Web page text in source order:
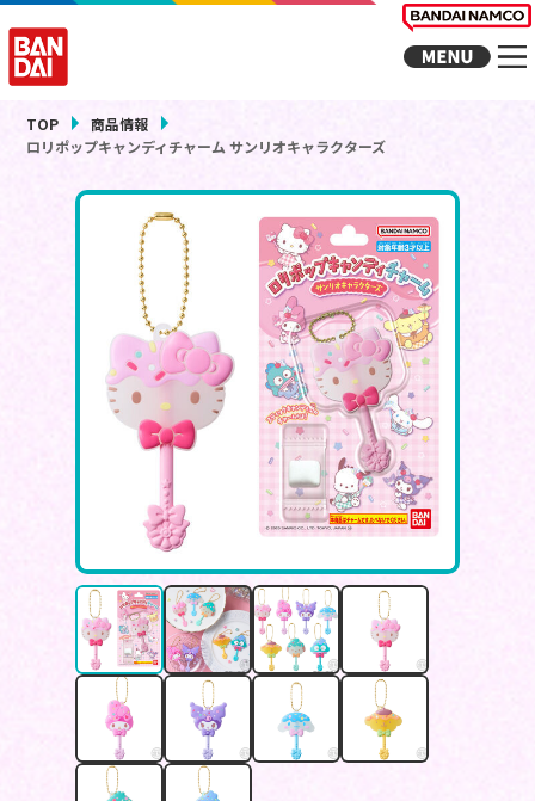
TOP
商品情報
ロリポップキャンディチャーム サンリオキャラクターズ